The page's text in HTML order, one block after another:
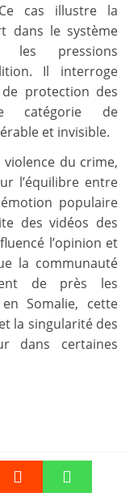
cas illustre la
dans le système
les pressions
Il interroge
protection des
catégorie de
et invisible.
du crime,
l’équilibre entre
populaire
des vidéos des
l’opinion et
la communauté
de près les
Somalie, cette
la singularité des
dans certaines